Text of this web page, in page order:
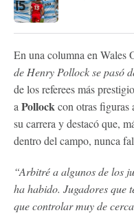
En una columna en Wales
de Henry Pollock se pasó
de los referees más
a Pollockcon otras figuras
su carrera y destacó que,
dentro del campo, nunca
“Arbitré a algunos de los
ha habido. Jugadores que
que controlar muy de